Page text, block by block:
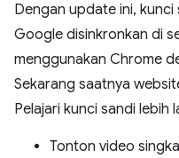
Dengan update ini, kunci
Google disinkronkan di
menggunakan Chrome
Sekarang saatnya
Pelajari kunci sandi
Tonton video